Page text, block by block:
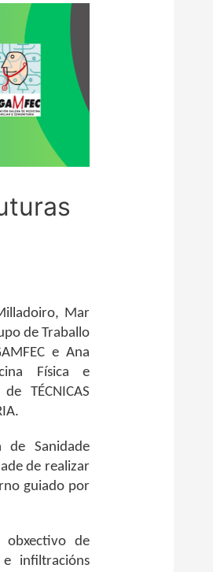
Mar
de Traballo
e Ana
Física e
TÉCNICAS
de Sanidade
de realizar
guiado por
de
infiltracións